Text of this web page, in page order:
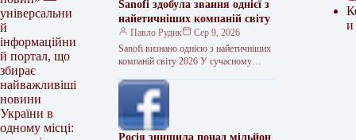
універсальни
й
інформаційни
й портал, що
збирає
найважливіші
новини
України в
одному місці:
Sanofi здобула звання однієї з
найетичніших компаній світу
Павло Рудик
Сер 9, 2026
Sanofi визнано однією з найетичніших
компаній світу 2026 У сучасному
репутація та етика є основою
довгострокового успіху…
Росія знищила понад мільйон
и